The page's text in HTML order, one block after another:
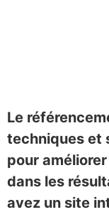
Le
techniques et
pour
dans les
avez un site